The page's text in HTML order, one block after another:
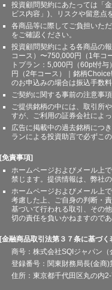
投資顧問契約にあたっては「
ビス内容」)、リスクや留意点
各商品等に際してご負担いた
をご確認ください。
投資顧問契約による各商品の
コース）〜750,000円（1年コ
トプラン：5,000円（60pt付
円（2年コース）｜銘柄
のお申込みの場合は振込手数料
ご契約に関する事前の注意事
ご提供銘柄の中には、取引所
すが、ご利用の証券会社によ
広告に掲載中の過去銘柄につ
ランによる投資助言で必ずこ
[免責事項]
ホームページおよびメール上
禁じます。提供情報は、弊社
ホームページおよびメール上
考慮した上、ご自身の判断・
基づいて行われる取引、その
切の責任を負いかねますので
[金融商品取引法第３７条に基づく
商号：株式会社SQIジャパン
登録番号：関東財務局長(金
住所：東京都千代田区丸の内